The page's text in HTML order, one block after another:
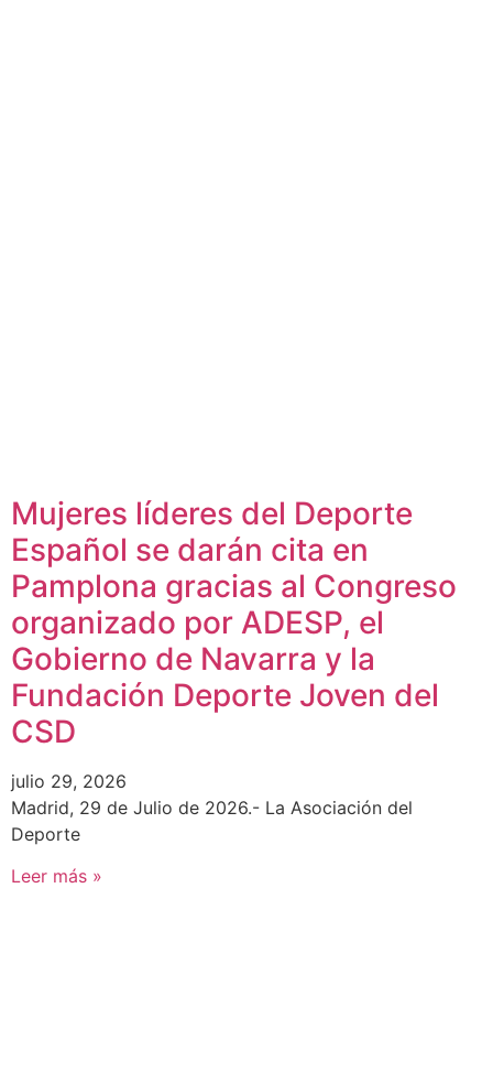
Mujeres líderes del Deporte
Español se darán cita en
Pamplona gracias al Congreso
organizado por ADESP, el
Gobierno de Navarra y la
Fundación Deporte Joven del
CSD
julio 29, 2026
Madrid, 29 de Julio de 2026.- La Asociación del
Deporte
Leer más »